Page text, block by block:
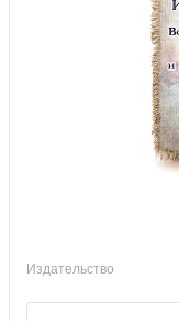
Издательство